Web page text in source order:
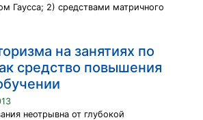
Гаусса; 2) средствами матричного
на занятиях по
средство повышения
неотрывна от глубокой